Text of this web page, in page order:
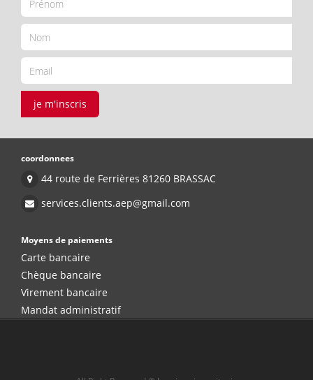
je m'inscris
coordonnees
44 route de Ferrières 81260 BRASSAC
services.clients.aep@gmail.com
Moyens de paiements
Carte bancaire
Chèque bancaire
Virement bancaire
Mandat administratif